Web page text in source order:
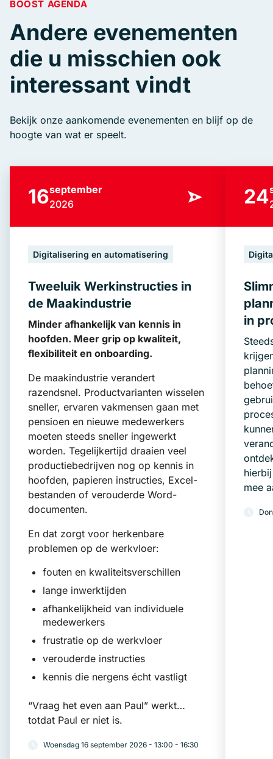
BOOST AGENDA
Andere evenementen
die u misschien ook
interessant vindt
Bekijk onze aankomende evenementen en blijf op de
hoogte van wat er speelt.
16september
2026
Digitalisering en automatisering
Tweeluik Werkinstructies in
de Maakindustrie
Minder afhankelijk van kennis in
hoofden. Meer grip op kwaliteit,
flexibiliteit en onboarding.
De maakindustrie verandert
razendsnel. Productvarianten wisselen
sneller, ervaren vakmensen gaan met
pensioen en nieuwe medewerkers
moeten steeds sneller ingewerkt
worden. Tegelijkertijd draaien veel
productiebedrijven nog op kennis in
hoofden, papieren instructies, Excel-
bestanden of verouderde Word-
documenten.
En dat zorgt voor herkenbare
problemen op de werkvloer:
fouten en kwaliteitsverschillen
lange inwerktijden
afhankelijkheid van individuele
medewerkers
frustratie op de werkvloer
verouderde instructies
kennis die nergens écht vastligt
“Vraag het even aan Paul” werkt…
totdat Paul er niet is.
Woensdag 16 september 2026 - 13:00 - 16:30
24
in
mee